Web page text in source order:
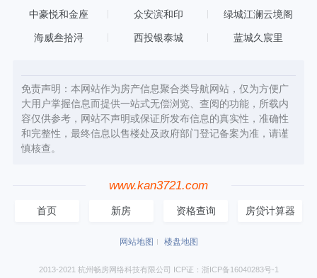
中豪悦和金座 众安滨和印 绿城江澜云境阁
海威叁拾浔 西投银泰城 蓝城久宸里
免责声明：本网站作为房产信息聚合类导航网站，仅为方便广
大用户掌握信息而提供一站式无偿浏览、查阅的功能，所载内
容仅供参考，网站不声明或保证所发布信息的真实性，准确性
和完整性，最终信息以售楼处及政府部门登记备案为准，请谨
慎核查。
www.kan3721.com
首页 新房 资格查询 房贷计算器
网站地图 楼盘地图
2013-2021 杭州畅房网络科技有限公司 ICP证：浙ICP备16040283号-1